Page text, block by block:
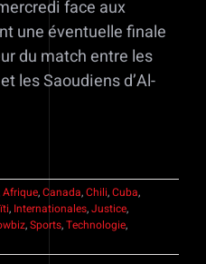
face aux
une éventuelle finale
du match entre les
les Saoudiens d’Al-
Afrique,Canada,Chili,Cuba,
, Internationales,Justice,
,Sports,Technologie,